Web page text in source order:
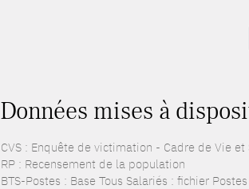
Données mises à
CVS : Enquête de victimation - Cadre de Vie et
RP : Recensement de la population
BTS-Postes : Base Tous Salariés : fichier Postes